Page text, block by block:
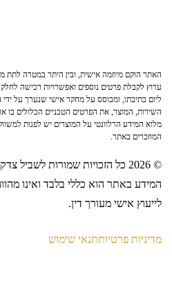
האתר הוקם מיוזמה אישית, ובין היתר במטרה לתת
ערוץ לקבלת פרטים נוספים ואפשרויות רכישה לחלק
ליום כתיבתו, ומבוסס על מחקר אישי שנערך על
השירות, המוצר, את הפרטים הטכניים הכלולים בו
מלוא המידע הרלוונטי על המוצרים יש לפנות
המוזכרים באתר.
© 2026 כל הזכויות שמורות לשביל צדק
המידע באתר הוא כללי בלבד ואינו
לייעוץ אישי מעורך דין.
מדיניות פרטיותתנאי שימוש